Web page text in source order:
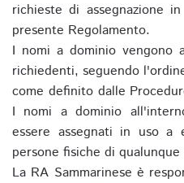
richieste di assegnazione
presente Regolamento.
I nomi a dominio vengono
richiedenti, seguendo
come definito dalle
I nomi a dominio
essere assegnati in uso a
persone fisiche di qualunque
La RA Sammarinese è